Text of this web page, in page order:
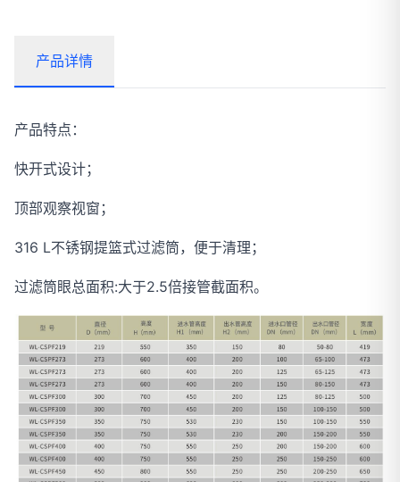
产品详情
产品特点：
快开式设计；
顶部观察视窗；
316 L不锈钢提篮式过滤筒，便于清理；
过滤筒眼总面积:大于2.5倍接管截面积。